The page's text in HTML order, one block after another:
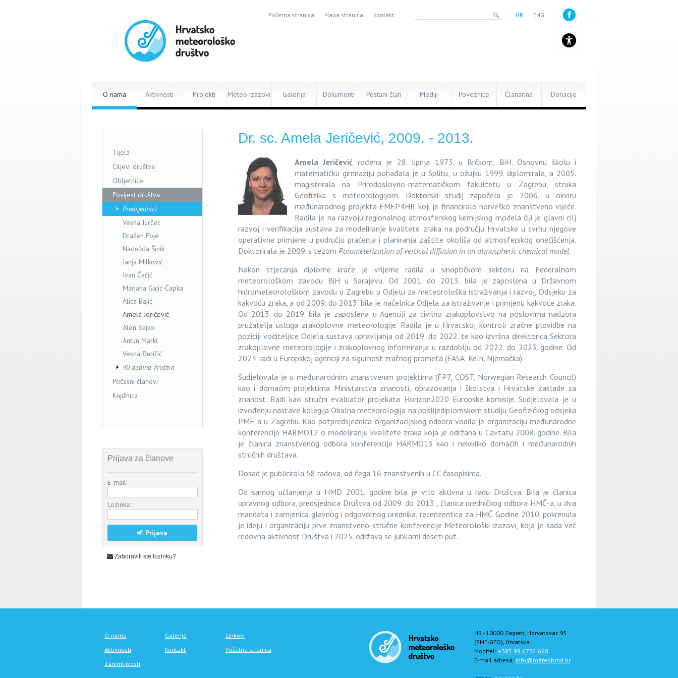
Početna stranica Mapa stranica Kontakt HR ENG
O nama Aktivnosti Projekti Meteo izazovi Galerija Dokumenti Postani član Mediji Poveznice Članarina Donacije
Dr. sc. Amela Jeričević, 2009. - 2013.
Amela Jeričević rođena je 28. lipnja 1973. u Brčkom, BiH. Osnovnu školu i
matematičku gimnaziju pohađala je u Splitu, u ožujku 1999. diplomirala, a 2005.
magistrirala na Prirodoslovno-matematičkom fakultetu u Zagrebu, struka
Geofizika s meteorologijom. Doktorski studij započela je 2006. u okviru
međunarodnog projekta EMEP4HR koji je financiralo norveško znanstveno vijeće.
Radila je na razvoju regionalnog atmosferskog kemijskog modela čiji je glavni cilj
razvoj i verifikacija sustava za modeliranje kvalitete zraka na području Hrvatske u svrhu njegove
operativne primjene u području praćenja i planiranja zaštite okoliša od atmosferskog onečišćenja.
Doktorirala je 2009. s tezom Parameterization of vertical diffusion in an atmospheric chemical model.
Nakon stjecanja diplome kraće je vrijeme radila u sinoptičkom sektoru na Federalnom
meteorološkom zavodu BiH u Sarajevu. Od 2001. do 2013. bila je zaposlena u Državnom
hidrometeorološkom zavodu u Zagrebu u Odjelu za meteorološka istraživanja i razvoj, Odsjeku za
kakvoću zraka, a od 2009. do 2013. bila je načelnica Odjela za istraživanje i primjenu kakvoće zraka.
Od 2013. do 2019. bila je zaposlena u Agenciji za civilno zrakoplovstvo na poslovima nadzora
pružatelja usluga zrakoplovne meteorologije. Radila je u Hrvatskoj kontroli zračne plovidbe na
poziciji voditeljice Odjela sustava upravljanja od 2019. do 2022. te kao izvršna direktorica Sektora
zrakoplovne meteorologije i zrakoplovnog informiranja u razdoblju od 2022. do 2023. godine. Od
2024. radi u Europskoj agenciji za sigurnost zračnog prometa (EASA, Keln, Njemačka).
Sudjelovala je u međunarodnim znanstvenim projektima (FP7, COST, Norwegian Research Council)
kao i domaćim projektima Ministarstva znanosti, obrazovanja i školstva i Hrvatske zaklade za
znanost. Radi kao stručni evaluator projekata Horizon2020 Europske komisije. Sudjelovala je u
izvođenju nastave kolegija Obalna meteorologija na poslijediplomskom studiju Geofizičkog odsjeka
PMF-a u Zagrebu. Kao potpredsjednica organizacijskog odbora vodila je organizaciju međunarodne
konferencije HARMO12 o modeliranju kvalitete zraka koja je održana u Cavtatu 2008. godine. Bila
je članica znanstvenog odbora konferencije HARMO13 kao i nekoliko domaćih i međunarodnih
stručnih društava.
Dosad je publicirala 58 radova, od čega 16 znanstvenih u CC časopisima.
Od samog učlanjenja u HMD 2001. godine bila je vrlo aktivna u radu Društva. Bila je članica
upravnog odbora, predsjednica Društva od 2009. do 2013., članica uredničkog odbora HMČ-a, u dva
mandata i zamjenica glavnog i odgovornog urednika, recenzentica za HMČ. Godine 2010. pokrenula
je ideju i organizaciju prve znanstveno-stručne konferencije Meteorološki izazovi, koja je sada već
redovna aktivnost Društva i 2025. održava se jubilarni deseti put.
Tijela
Ciljevi društva
Obljetnice
Povijest društva
Predsjednici
Vesna Jurčec
Dražen Poje
Nadežda Šinik
Janja Milković
Ivan Čačić
Marjana Gajić-Čapka
Alica Bajić
Amela Jeričević
Alen Sajko
Antun Marki
Vesna Đuričić
40 godina društva
Počasni članovi
Knjižnica
Prijava za članove
E-mail:
Lozinka:
Prijava
Zaboravili ste lozinku?
O nama Galerija
Linkovi
Aktivnosti
Kontakt
Početna stranica
Zanimljivosti
HR - 10000 Zagreb, Horvatovac 95
(PMF-GFO), Hrvatska
Mobitel: +385 99 6732 668
E-mail adresa: info@meteohmd.hr